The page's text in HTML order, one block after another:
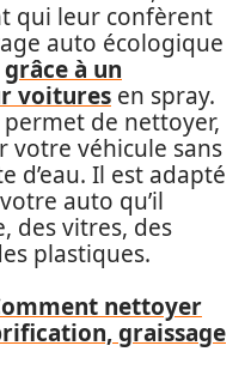
qui leur confèrent
auto écologique
grâce à un
voitures en spray.
de nettoyer,
votre véhicule sans
d’eau. Il est adapté
auto qu’il
des vitres, des
plastiques.
nettoyer
graissage